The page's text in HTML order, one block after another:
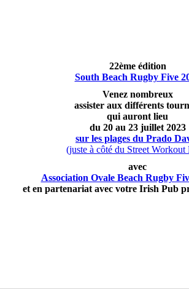
22ème édition
South Beach Rugby Five
Venez nombreux
assister aux différents
qui auront lieu
du 20 au 23 juillet 2023
sur les plages du Prado
(juste à côté du Street Workout
avec
Association Ovale Beach Rugby
et en partenariat avec votre Irish Pub